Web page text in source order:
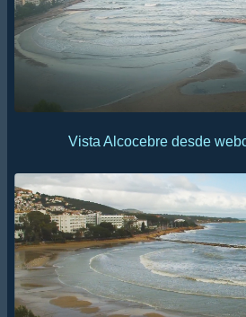
Vista Alcocebre desde